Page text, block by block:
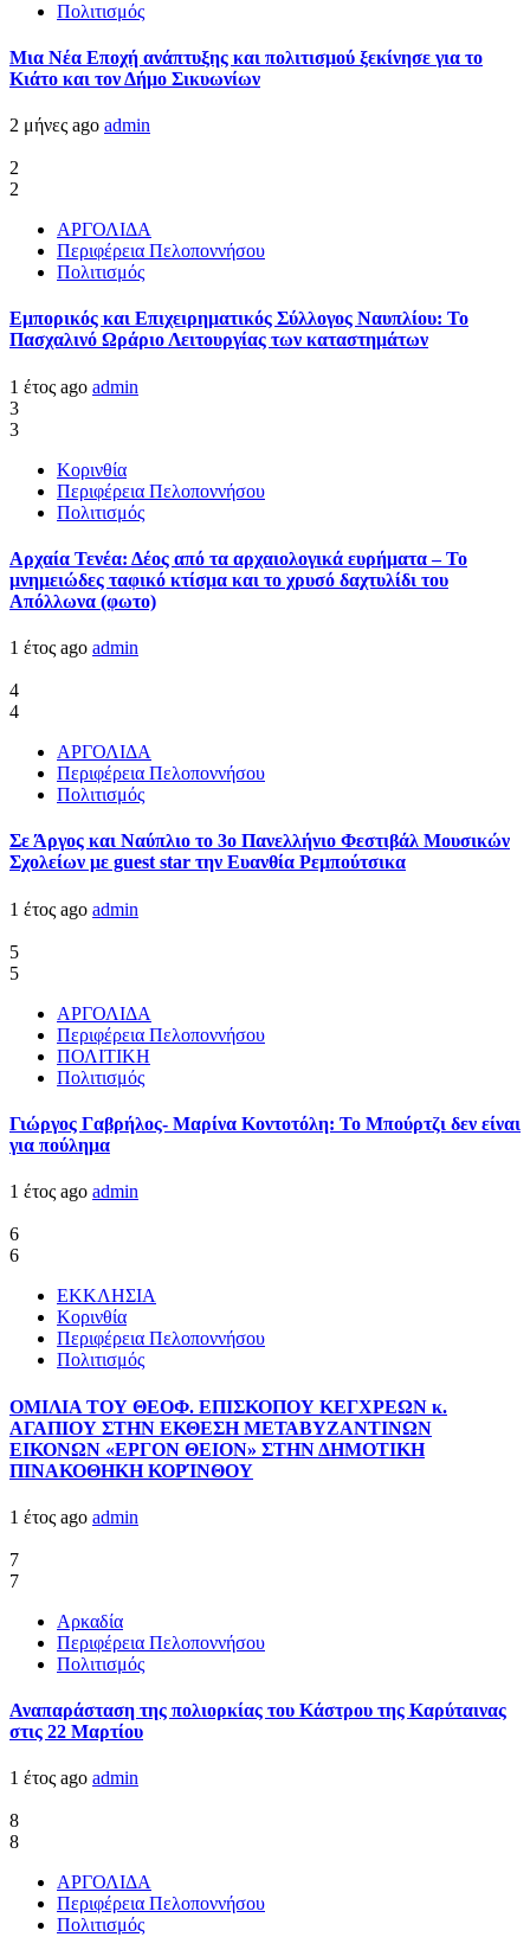
Πολιτισμός
Μια Νέα Εποχή ανάπτυξης και πολιτισμού ξεκίνησε για το
Κιάτο και τον Δήμο Σικυωνίων
2 μήνες ago admin
2
2
ΑΡΓΟΛΙΔΑ
Περιφέρεια Πελοποννήσου
Πολιτισμός
Εμπορικός και Επιχειρηματικός Σύλλογος Ναυπλίου: Το
Πασχαλινό Ωράριο Λειτουργίας των καταστημάτων
1 έτος ago admin
3
3
Κορινθία
Περιφέρεια Πελοποννήσου
Πολιτισμός
Αρχαία Τενέα: Δέος από τα αρχαιολογικά ευρήματα – Το
μνημειώδες ταφικό κτίσμα και το χρυσό δαχτυλίδι του
Απόλλωνα (φωτο)
1 έτος ago admin
4
4
ΑΡΓΟΛΙΔΑ
Περιφέρεια Πελοποννήσου
Πολιτισμός
Σε Άργος και Ναύπλιο το 3ο Πανελλήνιο Φεστιβάλ Μουσικών
Σχολείων με guest star την Ευανθία Ρεμπούτσικα
1 έτος ago admin
5
5
ΑΡΓΟΛΙΔΑ
Περιφέρεια Πελοποννήσου
ΠΟΛΙΤΙΚΗ
Πολιτισμός
Γιώργος Γαβρήλος- Μαρίνα Κοντοτόλη: Το Μπούρτζι δεν είναι
για πούλημα
1 έτος ago admin
6
6
ΕΚΚΛΗΣΙΑ
Κορινθία
Περιφέρεια Πελοποννήσου
Πολιτισμός
ΟΜΙΛΙΑ ΤΟΥ ΘΕΟΦ. ΕΠΙΣΚΟΠΟΥ ΚΕΓΧΡΕΩΝ κ.
ΑΓΑΠΙΟΥ ΣΤΗΝ ΕΚΘΕΣΗ ΜΕΤΑΒΥΖΑΝΤΙΝΩΝ
ΕΙΚΟΝΩΝ «ΕΡΓΟΝ ΘΕΙΟΝ» ΣΤΗΝ ΔΗΜΟΤΙΚΗ
ΠΙΝΑΚΟΘΗΚΗ ΚΟΡΊΝΘΟΥ
1 έτος ago admin
7
7
Αρκαδία
Περιφέρεια Πελοποννήσου
Πολιτισμός
Αναπαράσταση της πολιορκίας του Κάστρου της Καρύταινας
στις 22 Μαρτίου
1 έτος ago admin
8
8
ΑΡΓΟΛΙΔΑ
Περιφέρεια Πελοποννήσου
Πολιτισμός